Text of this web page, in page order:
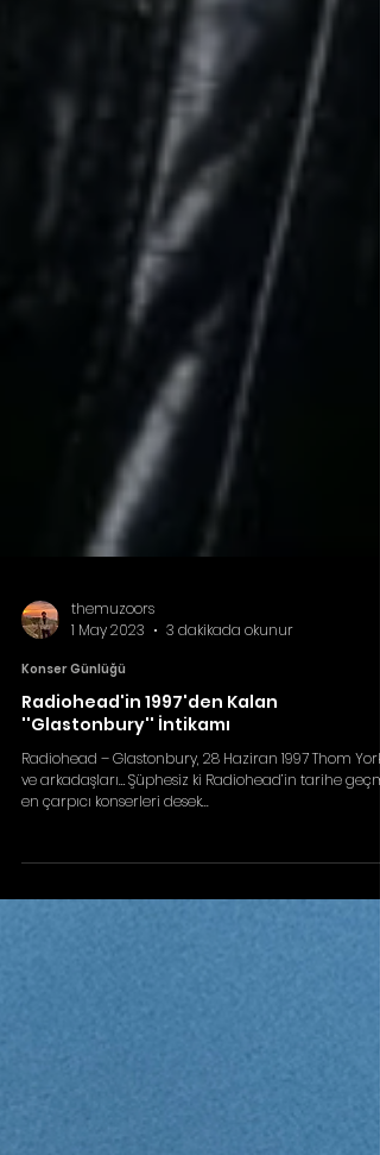
themuzoors
1 May 2023
3 dakikada okunur
Konser Günlüğü
Radiohead'in 1997'den Kalan
''Glastonbury'' İntikamı
ve arkadaşları… Şüphesiz ki Radiohead’in tarihe